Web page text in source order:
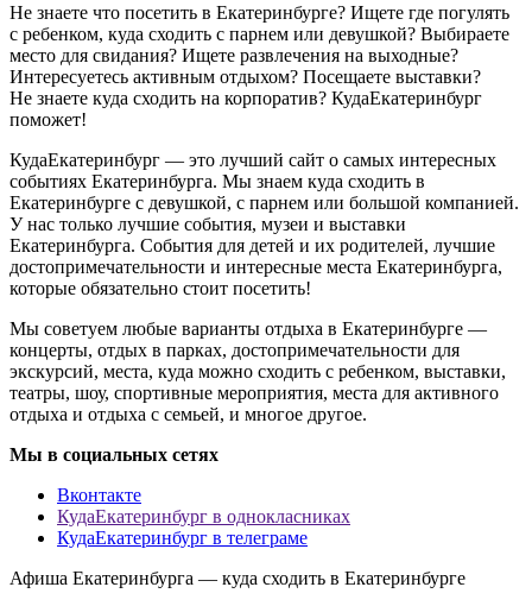
Не знаете что посетить в Екатеринбурге? Ищете где погулять
с ребенком, куда сходить с парнем или девушкой? Выбираете
место для свидания? Ищете развлечения на выходные?
Интересуетесь активным отдыхом? Посещаете выставки?
Не знаете куда сходить на корпоратив? КудаЕкатеринбург
поможет!
КудаЕкатеринбург — это лучший сайт о самых интересных
событиях Екатеринбурга. Мы знаем куда сходить в
Екатеринбурге с девушкой, с парнем или большой компанией.
У нас только лучшие события, музеи и выставки
Екатеринбурга. События для детей и их родителей, лучшие
достопримечательности и интересные места Екатеринбурга,
которые обязательно стоит посетить!
Мы советуем любые варианты отдыха в Екатеринбурге —
концерты, отдых в парках, достопримечательности для
экскурсий, места, куда можно сходить с ребенком, выставки,
театры, шоу, спортивные мероприятия, места для активного
отдыха и отдыха с семьей, и многое другое.
Мы в социальных сетях
Вконтакте
КудаЕкатеринбург в однокласниках
КудаЕкатеринбург в телеграме
Афиша Екатеринбурга — куда сходить в Екатеринбурге